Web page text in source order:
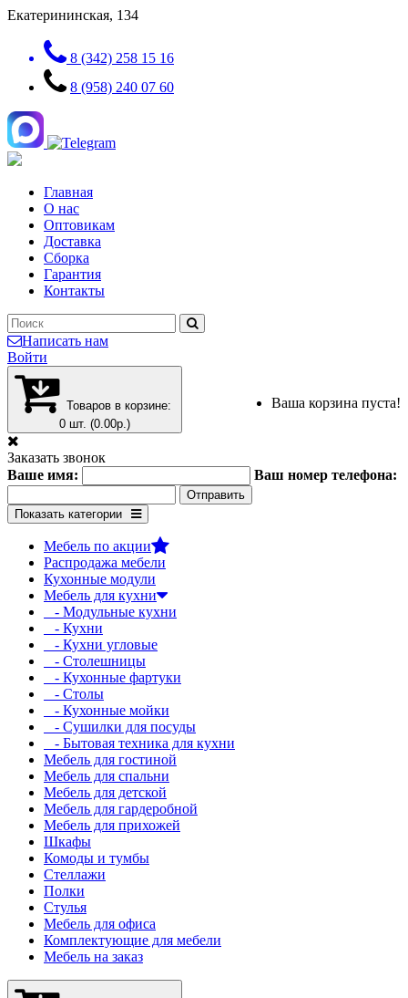
Екатерининская, 134
8 (342) 258 15 16
8 (958) 240 07 60
Главная
О нас
Оптовикам
Доставка
Сборка
Гарантия
Контакты
Написать нам
Войти
Товаров в корзине:
0 шт. (0.00р.)
Ваша корзина пуста!
Заказать звонок
Ваше имя:
Ваш номер телефона:
Показать категории
Мебель по акции
Распродажа мебели
Кухонные модули
Мебель для кухни
- Модульные кухни
- Кухни
- Кухни угловые
- Столешницы
- Кухонные фартуки
- Столы
- Кухонные мойки
- Сушилки для посуды
- Бытовая техника для кухни
Мебель для гостиной
Мебель для спальни
Мебель для детской
Мебель для гардеробной
Мебель для прихожей
Шкафы
Комоды и тумбы
Стеллажи
Полки
Стулья
Мебель для офиса
Комплектующие для мебели
Мебель на заказ